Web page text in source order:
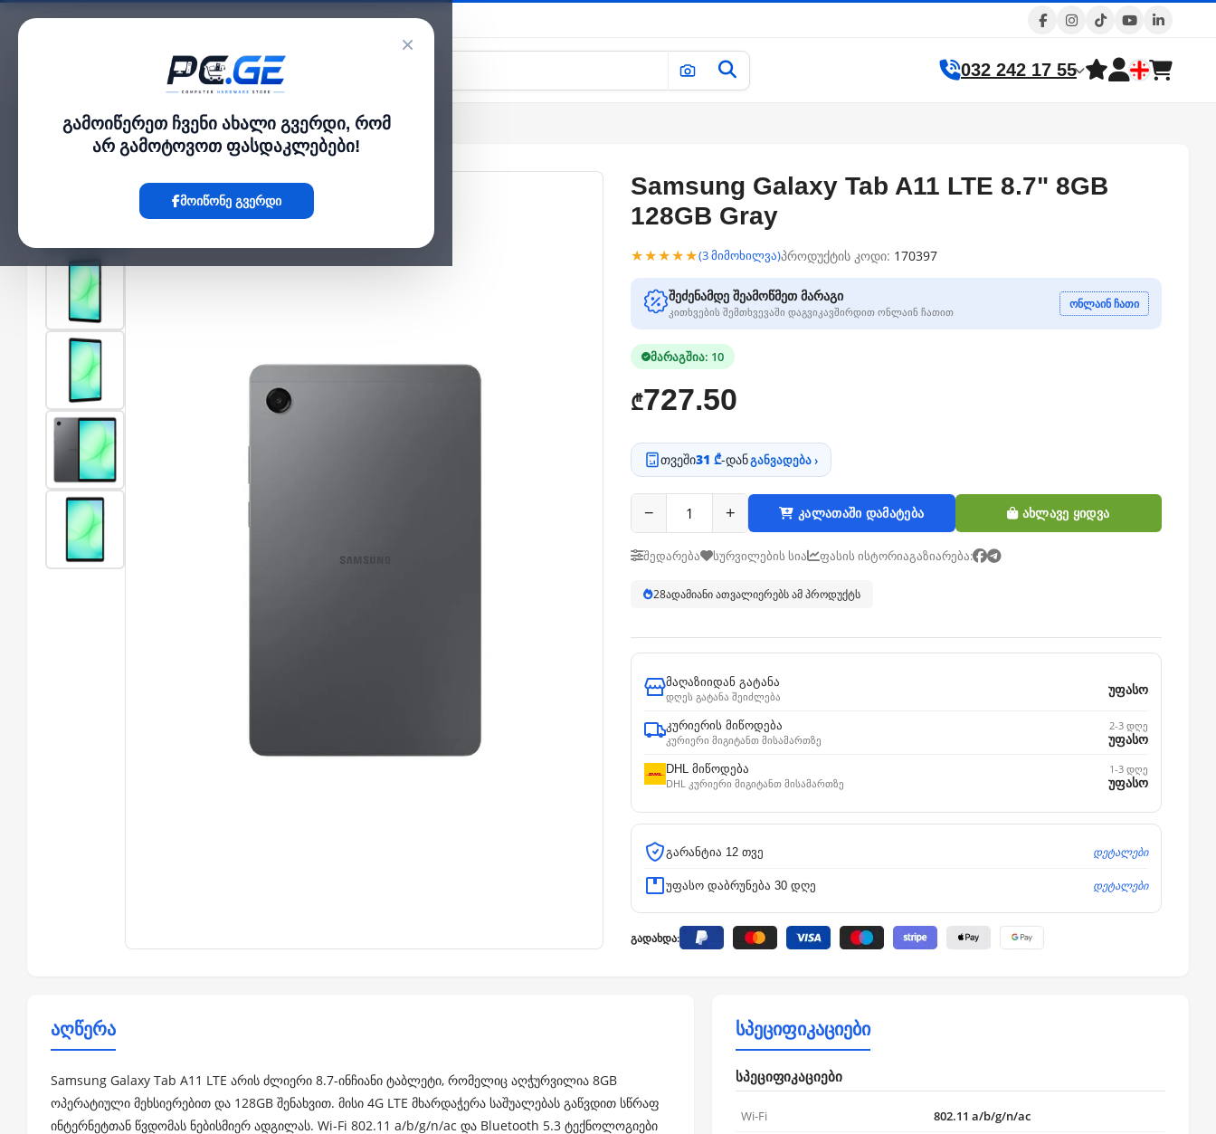
×
გამოიწერეთ ჩვენი ახალი გვერდი, რომ
არ გამოტოვოთ ფასდაკლებები!
მოიწონე გვერდი
კატალოგი 032 242 17 55
მთავარი›ტაბლეტები›Samsung Galaxy Tab A11 LTE 8.7" 8GB 128GB Gray
Samsung Galaxy Tab A11 LTE 8.7" 8GB
128GB Gray
★★★★★(3 მიმოხილვა)პროდუქტის კოდი: 170397
შეძენამდე შეამოწმეთ მარაგი
კითხვების შემთხვევაში დაგვიკავშირდით ონლაინ ჩათით
ონლაინ ჩათი
მარაგშია: 10
₾727.50
თვეში31 ₾-დანგანვადება ›
− + კალათაში დამატება ახლავე ყიდვა
შედარება სურვილების სია ფასის ისტორიაგაზიარება:
28ადამიანი ათვალიერებს ამ პროდუქტს
მაღაზიიდან გატანა
დღეს გატანა შეიძლება
უფასო
კურიერის მიწოდება
კურიერი მიგიტანთ მისამართზე
2-3 დღე
უფასო
DHL მიწოდება
DHL კურიერი მიგიტანთ მისამართზე
1-3 დღე
უფასო
გარანტია 12 თვე დეტალები
უფასო დაბრუნება 30 დღე დეტალები
გადახდა:
აღწერა
Samsung Galaxy Tab A11 LTE არის ძლიერი 8.7-ინჩიანი ტაბლეტი, რომელიც აღჭურვილია 8GB
ოპერატიული მეხსიერებით და 128GB შენახვით. მისი 4G LTE მხარდაჭერა საშუალებას გაწვდით სწრაფ
ინტერნეტთან წვდომას ნებისმიერ ადგილას. Wi-Fi 802.11 a/b/g/n/ac და Bluetooth 5.3 ტექნოლოგიები
სპეციფიკაციები
სპეციფიკაციები
Wi-Fi
802.11 a/b/g/n/ac